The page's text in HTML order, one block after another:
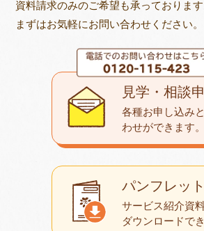
資料請求のみのご希望も承っております
まずはお気軽にお問い合わせください。
パンフレット
サービス紹介資
ダウンロードで
見学・相談
各種お申し込み
わせができます。